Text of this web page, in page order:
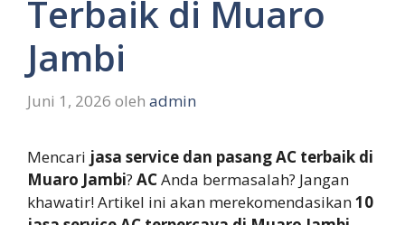
Terbaik di Muaro
Jambi
Juni 1, 2026 oleh admin
Mencari jasa service dan pasang AC terbaik di
Muaro Jambi? ACAnda bermasalah? Jangan
khawatir! Artikel ini akan merekomendasikan10